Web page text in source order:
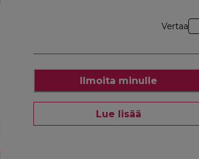
Vertaa
Ilmoita minulle
Lue lisää